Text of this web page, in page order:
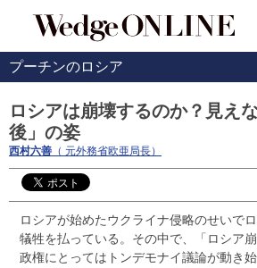
プーチンのロシア
ロシアは崩壊するのか？見え
後」の姿
西村六善 （ 元外務省欧亜局長）
ロシアが始めたウクライナ侵略のせいで
犠牲を払っている。その中で、「ロシア
政権にとってはトンデモナイ議論が動き